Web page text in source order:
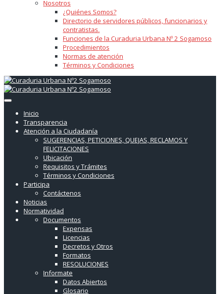
Nosotros
¿Quiénes Somos?
Directorio de servidores públicos, funcionarios y
contratistas.
Funciones de la Curaduria Urbana Nº 2 Sogamoso
Procedimientos
Normas de atención
Términos y Condiciones
Inicio
Transparencia
Atención a la Ciudadanía
SUGERENCIAS, PETICIONES, QUEJAS, RECLAMOS Y
FELICITACIONES
Ubicación
Requisitos y Trámites
Términos y Condiciones
Participa
Contáctenos
Noticias
Normatividad
Documentos
Expensas
Licencias
Decretos y Otros
Formatos
RESOLUCIONES
Informate
Datos Abiertos
Glosario